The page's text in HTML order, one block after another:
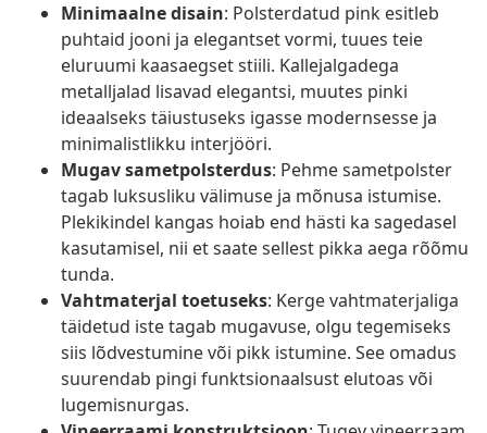
Minimaalne disain: Polsterdatud pink esitleb
puhtaid jooni ja elegantset vormi, tuues teie
eluruumi kaasaegset stiili. Kallejalgadega
metalljalad lisavad elegantsi, muutes pinki
ideaalseks täiustuseks igasse modernsesse ja
minimalistlikku interjööri.
Mugav sametpolsterdus: Pehme sametpolster
tagab luksusliku välimuse ja mõnusa istumise.
Plekikindel kangas hoiab end hästi ka sagedasel
kasutamisel, nii et saate sellest pikka aega rõõmu
tunda.
Vahtmaterjal toetuseks: Kerge vahtmaterjaliga
täidetud iste tagab mugavuse, olgu tegemiseks
siis lõdvestumine või pikk istumine. See omadus
suurendab pingi funktsionaalsust elutoas või
lugemisnurgas.